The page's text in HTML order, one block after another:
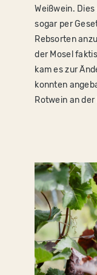
Weißwein.
sogar per
Rebsorten
der Mosel
kam es zur
konnten
Rotwein an